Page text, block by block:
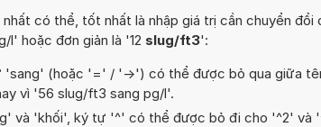
có thể, tốt nhất là nhập giá trị cần chuyển đổi
l' hoặc đơn giản là '12 slug/ft3':
'sang' (hoặc '=' / '->') có thể được bỏ qua giữa
vì '56 slug/ft3 sang pg/l'.
và 'khối', ký tự '^' có thể được bỏ đi cho '^2' và